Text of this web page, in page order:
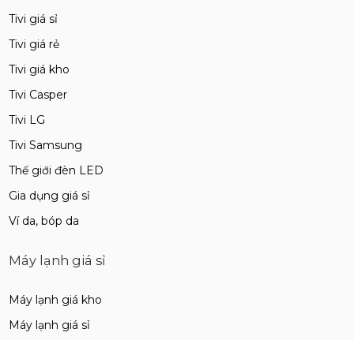
Tivi giá sỉ
Tivi giá rẻ
Tivi giá kho
Tivi Casper
Tivi LG
Tivi Samsung
Thế giới đèn LED
Gia dụng giá sỉ
Ví da, bóp da
Máy lạnh giá sỉ
Máy lạnh giá kho
Máy lạnh giá sỉ